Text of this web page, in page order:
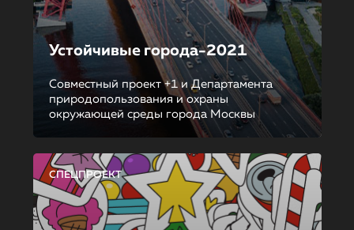
Устойчивые города-2021
Совместный проект +1 и Департамента
природопользования и охраны
окружающей среды города Москвы
СПЕЦПРОЕКТ